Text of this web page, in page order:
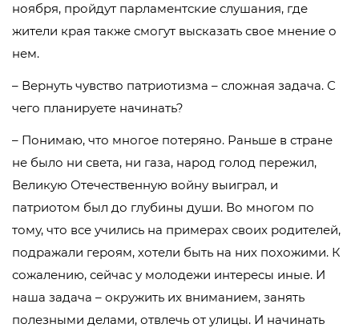
ноября, пройдут парламентские слушания, где
жители края также смогут высказать свое мнение о
нем.
– Вернуть чувство патриотизма – сложная задача. С
чего планируете начинать?
– Понимаю, что многое потеряно. Раньше в стране
не было ни света, ни газа, народ голод пережил,
Великую Отечественную войну выиграл, и
патриотом был до глубины души. Во многом по
тому, что все учились на примерах своих родителей,
подражали героям, хотели быть на них похожими. К
сожалению, сейчас у молодежи интересы иные. И
наша задача – окружить их вниманием, занять
полезными делами, отвлечь от улицы. И начинать